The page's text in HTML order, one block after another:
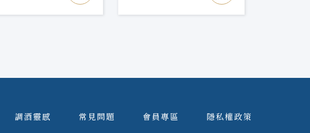
調酒靈感 常見問題 會員專區 隱私權政策